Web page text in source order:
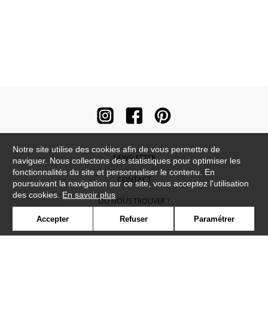
NEWSLETTER
CONTACT
OÙ NOUS TROUVER ?
CONTRACT
Notre site utilise des cookies afin de vous permettre de
naviguer. Nous collectons des statistiques pour optimiser les
fonctionnalités du site et personnaliser le contenu. En
poursuivant la navigation sur ce site, vous acceptez l'utilisation
des cookies. En savoir plus
Accepter Refuser Paramétrer